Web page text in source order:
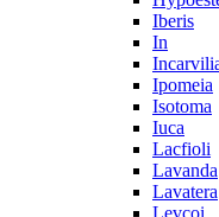
Iberis
In
Ipomeia
Isotoma
Iuca
Lacfioli
Lavanda
Lavatera
Levcoi